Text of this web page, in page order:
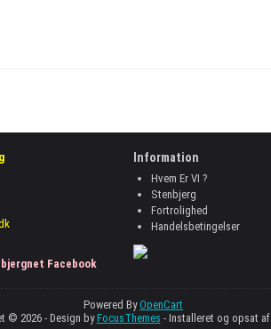
Facebook
Information
Hvem Er VI ?
Stenbjerg
Fortrolighed
Handelsbetingelser
Powered ByOpenCart
© 2026 -Design byFocusThemes - Installeret og opsat af